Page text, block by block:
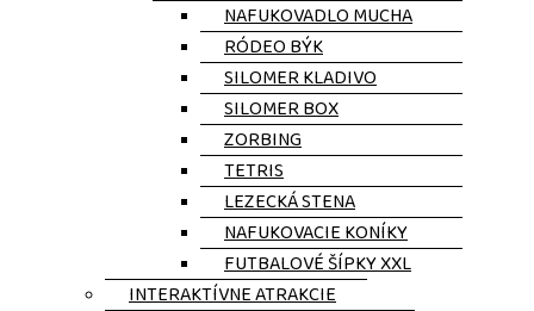
NAFUKOVADLO MUCHA
RÓDEO BÝK
SILOMER KLADIVO
SILOMER BOX
ZORBING
TETRIS
LEZECKÁ STENA
NAFUKOVACIE KONÍKY
FUTBALOVÉ ŠÍPKY XXL
INTERAKTÍVNE ATRAKCIE